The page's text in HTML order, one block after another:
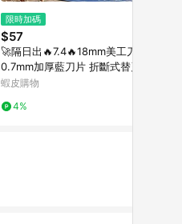
限時加碼
$57
🚀隔日出🔥7.4🔥18mm美工刀片
0.7mm加厚藍刀片 折斷式替刃
工業裁切刀片 開箱刀片 壁紙刀片
蝦皮購物
4%